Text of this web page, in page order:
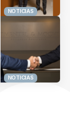
NOTICIAS
NOTICIAS